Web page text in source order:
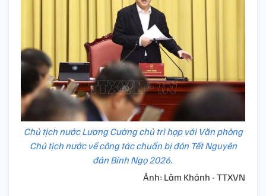
Chủ tịch nước Lương Cường chủ trì họp với Văn phòng
Chủ tịch nước về công tác chuẩn bị đón Tết Nguyên
đán Bính Ngọ 2026.
Ảnh: Lâm Khánh - TTXVN